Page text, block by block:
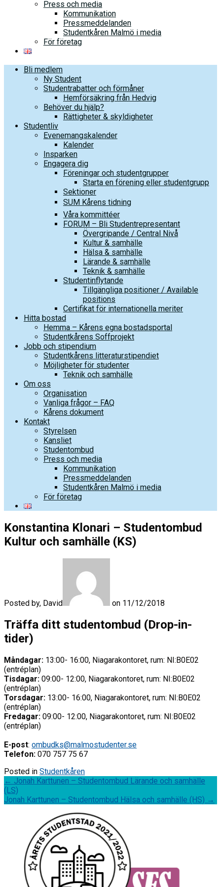
Press och media
Kommunikation
Pressmeddelanden
Studentkåren Malmö i media
För företag
Bli medlem
Ny Student
Studentrabatter och förmåner
Hemförsäkring från Hedvig
Behöver du hjälp?
Rättigheter & skyldigheter
Studentliv
Evenemangskalender
Kalender
Insparken
Engagera dig
Föreningar och studentgrupper
Starta en förening eller studentgrupp
Sektioner
SUM Kårens tidning
Våra kommittéer
FORUM – Bli Studentrepresentant
Övergripande / Central Nivå
Kultur & samhälle
Hälsa & samhälle
Lärande & samhälle
Teknik & samhälle
Studentinflytande
Tillgängliga positioner / Available
positions
Certifikat för internationella meriter
Hitta bostad
Hemma – Kårens egna bostadsportal
Studentkårens Soffprojekt
Jobb och stipendium
Studentkårens litteraturstipendiet
Möjligheter för studenter
Teknik och samhälle
Om oss
Organisation
Vanliga frågor – FAQ
Kårens dokument
Kontakt
Styrelsen
Kansliet
Studentombud
Press och media
Kommunikation
Pressmeddelanden
Studentkåren Malmö i media
För företag
Konstantina Klonari – Studentombud
Kultur och samhälle (KS)
Posted by, David on 11/12/2018
Träffa ditt studentombud (Drop-in-
tider)
Måndagar: 13:00- 16:00, Niagarakontoret, rum: NI:B0E02
(entréplan)
Tisdagar: 09:00- 12:00, Niagarakontoret, rum: NI:B0E02
(entréplan)
Torsdagar: 13:00- 16:00, Niagarakontoret, rum: NI:B0E02
(entréplan)
Fredagar: 09:00- 12:00, Niagarakontoret, rum: NI:B0E02
(entréplan)
E-post: ombudks@malmostudenter.se
Telefon: 070 757 75 67
Posted in Studentkåren
Post
navigation
← Jonah Karttunen – Studentombud Lärande och samhälle
(LS)
Jonah Karttunen – Studentombud Hälsa och samhälle (HS) →